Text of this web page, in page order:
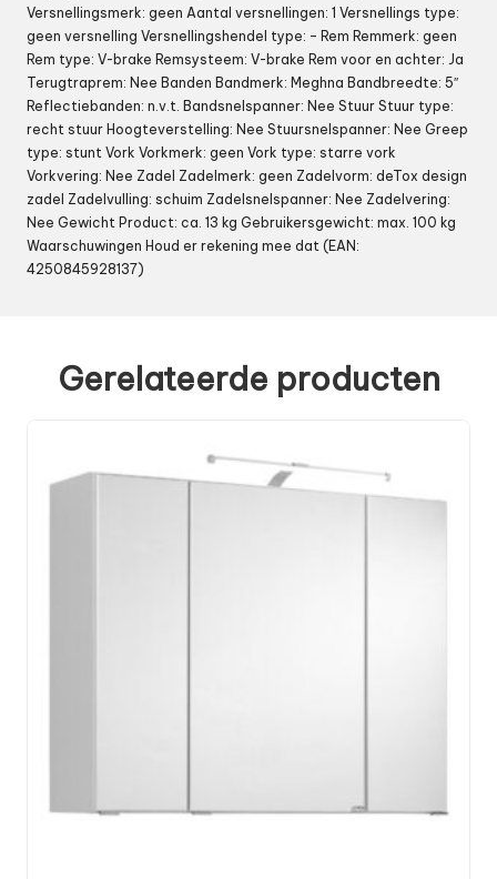
Versnellingsmerk: geen Aantal versnellingen: 1 Versnellings type:
geen versnelling Versnellingshendel type: – Rem Remmerk: geen
Rem type: V-brake Remsysteem: V-brake Rem voor en achter: Ja
Terugtraprem: Nee Banden Bandmerk: Meghna Bandbreedte: 5″
Reflectiebanden: n.v.t. Bandsnelspanner: Nee Stuur Stuur type:
recht stuur Hoogteverstelling: Nee Stuursnelspanner: Nee Greep
type: stunt Vork Vorkmerk: geen Vork type: starre vork
Vorkvering: Nee Zadel Zadelmerk: geen Zadelvorm: deTox design
zadel Zadelvulling: schuim Zadelsnelspanner: Nee Zadelvering:
Nee Gewicht Product: ca. 13 kg Gebruikersgewicht: max. 100 kg
Waarschuwingen Houd er rekening mee dat (EAN:
4250845928137)
Gerelateerde producten